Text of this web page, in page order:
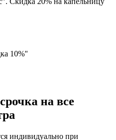
10%"
на все
индивидуально при